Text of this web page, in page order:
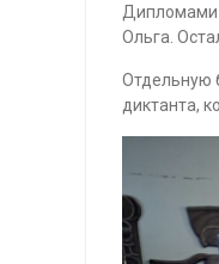
Дипломами
Ольга.
Отдельную
диктанта,